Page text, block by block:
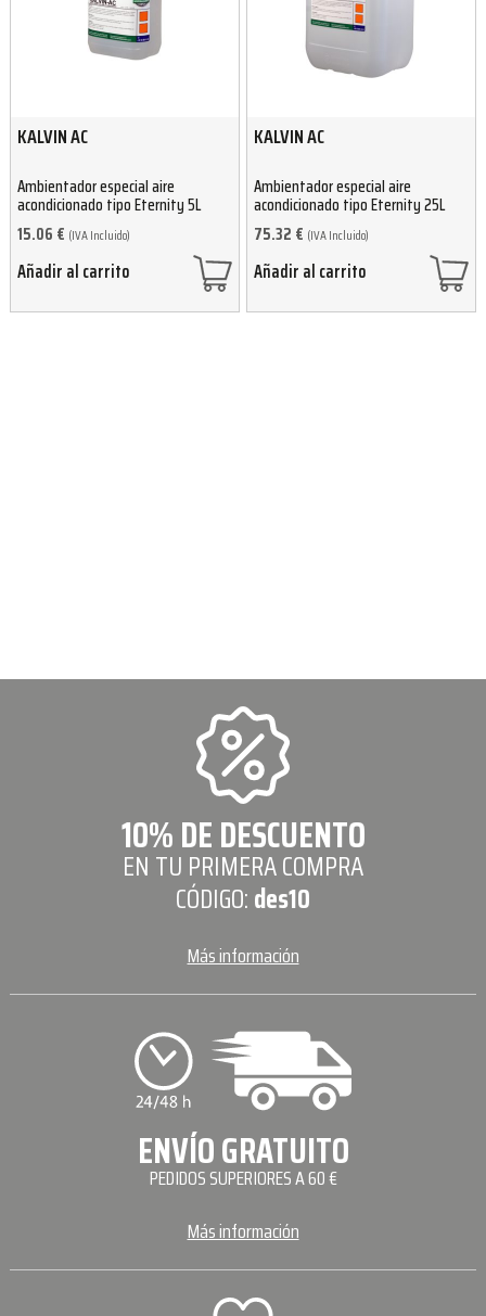
KALVIN AC
Ambientador especial aire
acondicionado tipo Eternity 5L
15.06 € (IVA Incluido)
Añadir al carrito
KALVIN AC
Ambientador especial aire
acondicionado tipo Eternity 25L
75.32 € (IVA Incluido)
Añadir al carrito
10% DE DESCUENTO
EN TU PRIMERA COMPRA
CÓDIGO:des10
Más información
ENVÍO GRATUITO
PEDIDOS SUPERIORES A 60 €
Más información